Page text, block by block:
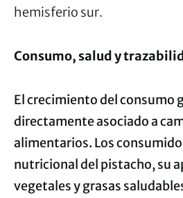
hemisferio sur.
Consumo, salud y
El crecimiento del consumo
directamente asociado a
alimentarios. Los
nutricional del pistacho, su
vegetales y grasas